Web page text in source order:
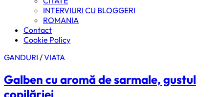
INTERVIURI CU BLOGGERI
ROMANIA
Contact
Cookie Policy
GANDURI /VIATA
Galben cu aromă de sarmale, gustul
copilăriei